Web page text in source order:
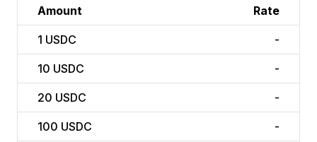
Amount Rate
1 USDC -
10 USDC -
20 USDC -
100 USDC -